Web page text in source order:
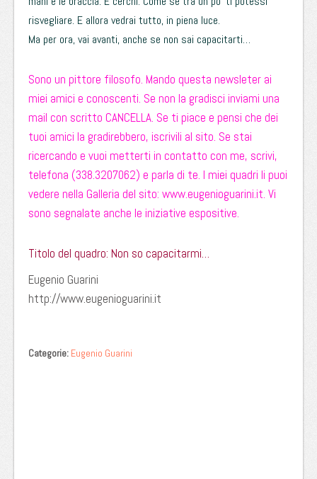
risvegliare. E allora vedrai tutto, in piena luce.
Ma per ora, vai avanti, anche se non sai capacitarti…
Sono un pittore filosofo. Mando questa newsleter ai
miei amici e conoscenti. Se non la gradisci inviami una
mail con scritto CANCELLA. Se ti piace e pensi che dei
tuoi amici la gradirebbero, iscrivili al sito. Se stai
ricercando e vuoi metterti in contatto con me, scrivi,
telefona (338.3207062) e parla di te. I miei quadri li puoi
vedere nella Galleria del sito: www.eugenioguarini.it. Vi
sono segnalate anche le iniziative espositive.
Titolo del quadro: Non so capacitarmi…
Eugenio Guarini
http://www.eugenioguarini.it
Categorie: Eugenio Guarini